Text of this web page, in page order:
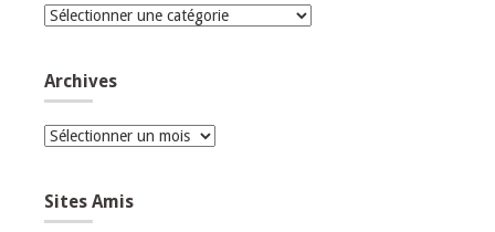
Catégories
Archives
Archives
Sites Amis